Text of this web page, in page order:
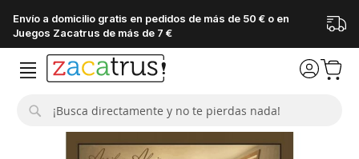
Envío a domicilio gratis en pedidos de más de 50 € o en
Juegos Zacatrus de más de 7 €
Buscar